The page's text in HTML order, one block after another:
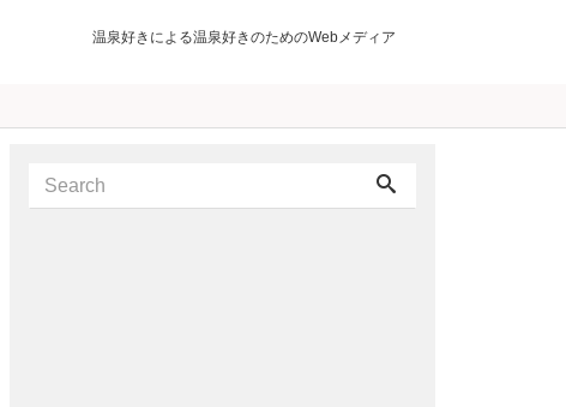
温泉好きによる温泉好きのためのWebメディア